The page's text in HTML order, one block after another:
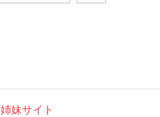
姉妹サイト